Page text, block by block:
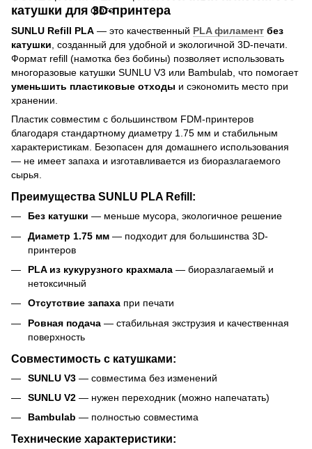
катушки для 3D-принтера
SUNLU Refill PLA — это качественный PLA филамент без
катушки, созданный для удобной и экологичной 3D-печати.
Формат refill (намотка без бобины) позволяет использовать
многоразовые катушки SUNLU V3 или Bambulab, что помогает
уменьшить пластиковые отходы и сэкономить место при
хранении.
Пластик совместим с большинством FDM-принтеров
благодаря стандартному диаметру 1.75 мм и стабильным
характеристикам. Безопасен для домашнего использования
— не имеет запаха и изготавливается из биоразлагаемого
сырья.
Преимущества SUNLU PLA Refill:
Без катушки — меньше мусора, экологичное решение
Диаметр 1.75 мм — подходит для большинства 3D-
принтеров
PLA из кукурузного крахмала — биоразлагаемый и
нетоксичный
Отсутствие запаха при печати
Ровная подача — стабильная экструзия и качественная
поверхность
Совместимость с катушками:
SUNLU V3 — совместима без изменений
SUNLU V2 — нужен переходник (можно напечатать)
Bambulab — полностью совместима
Технические характеристики: